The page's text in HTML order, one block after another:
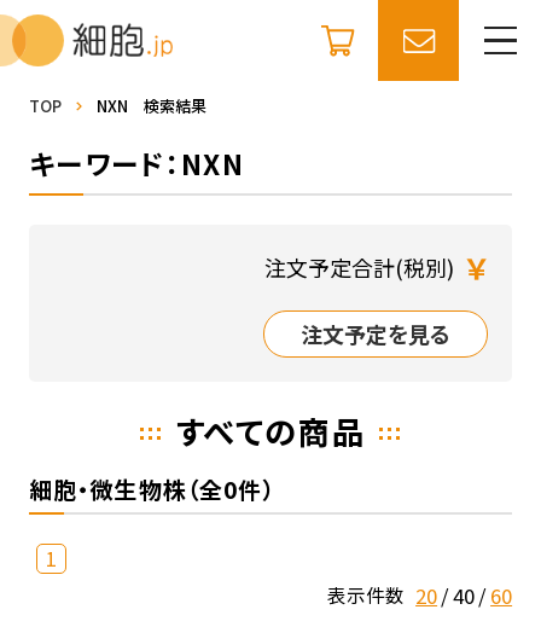
TOP NXN 検索結果
キーワード：NXN
注文予定合計(税別) ￥
注文予定を見る
すべての商品
細胞・微生物株（全0件）
1
表示件数 20 40 60